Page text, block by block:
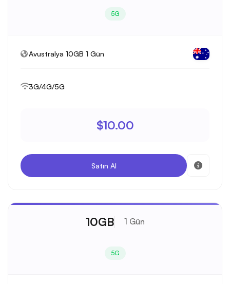
5G
Avustralya 10GB 1 Gün
3G/4G/5G
$10.00
Satın Al
10GB 1 Gün
5G